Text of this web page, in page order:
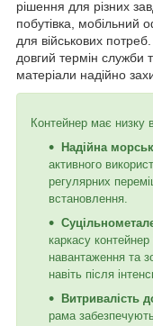
рішення для різних
побутівка, мобільний
для військових
довгий термін служби
матеріали надійно
Контейнер має низку
Надійна
активного
регулярних
встановлення.
каркасу контейнер
навантаження та
навіть після
Витривалість
рама забезпечують